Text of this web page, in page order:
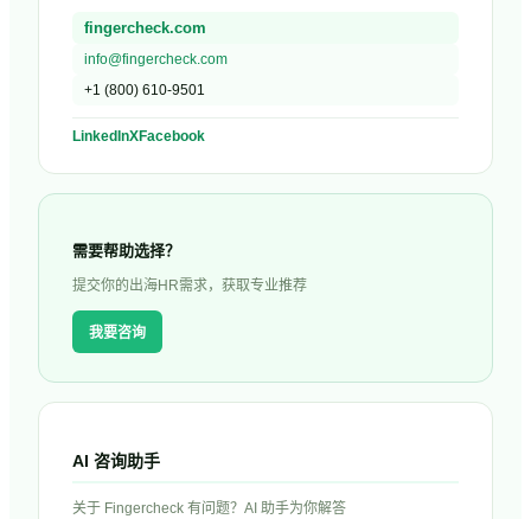
fingercheck.com
info@fingercheck.com
+1 (800) 610-9501
LinkedInXFacebook
需要帮助选择？
提交你的出海HR需求，获取专业推荐
我要咨询
AI 咨询助手
关于 Fingercheck 有问题？AI 助手为你解答